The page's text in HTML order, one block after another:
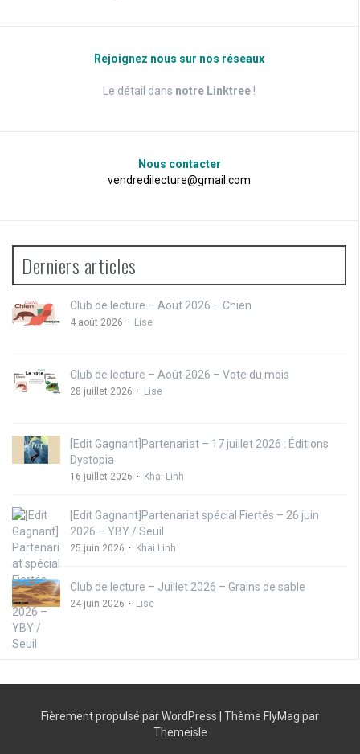
Rejoignez nous sur nos réseaux
Le détail dans notre Linktree !
Nous contacter
vendredilecture@gmail.com
Derniers articles
Club de lecture – Aout 2026 – Chien
4 août 2026 Lise
Club de lecture – Août 2026 – Vote du mois
28 juillet 2026 Lise
[Edit Gagnant]Partenariat – 17 juillet 2026 : Éditions
Dystopia
16 juillet 2026 Khai Linh
[Edit Gagnant]Partenariat spécial Fiertés – 26 juin
2026 – YBY / Seuil
25 juin 2026 Khai Linh
Club de lecture – Juillet 2026 – Grains de sable
24 juin 2026 Lise
Fièrement propulsé par WordPress Thème FlyMag par
Themeisle